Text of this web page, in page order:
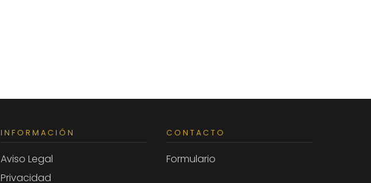
INFORMACIÓN
Aviso Legal
Privacidad
CONTACTO
Formulario